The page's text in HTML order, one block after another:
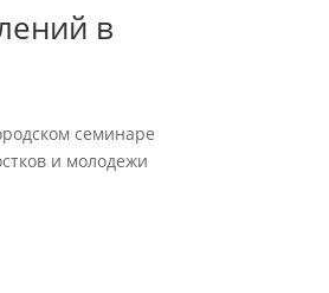
в
семинаре
и молодежи